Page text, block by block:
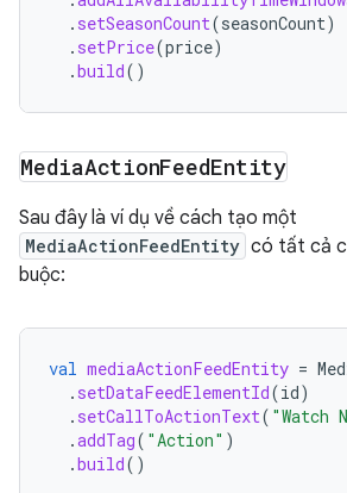
. setSeasonCount(seasonCount)
. setPrice(price)
.build()
MediaActionFeedEntity
Sau đây là ví dụ về cách tạo một
MediaActionFeedEntity có tất cả
buộc:
val mediaActionFeedEntity =
. setDataFeedElementId(id)
. setCallToActionText( "Watch
.addTag( "Action" )
.build()